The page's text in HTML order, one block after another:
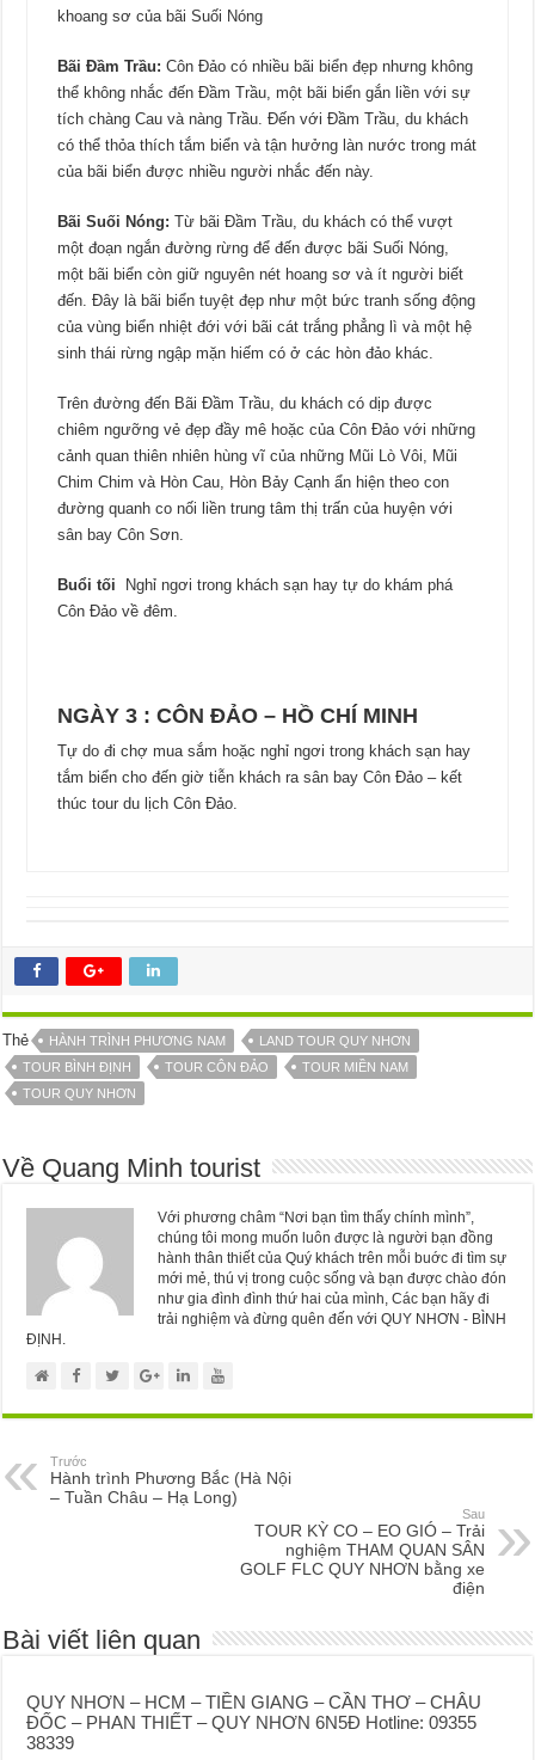
khoang sơ của bãi Suối Nóng
Bãi Đầm Trầu: Côn Đảo có nhiều bãi biển đẹp nhưng không
thể không nhắc đến Đầm Trầu, một bãi biển gắn liền với sự
tích chàng Cau và nàng Trầu. Đến với Đầm Trầu, du khách
có thể thỏa thích tắm biển và tận hưởng làn nước trong mát
của bãi biển được nhiều người nhắc đến này.
Bãi Suối Nóng: Từ bãi Đầm Trầu, du khách có thể vượt
một đoạn ngắn đường rừng để đến được bãi Suối Nóng,
một bãi biển còn giữ nguyên nét hoang sơ và ít người biết
đến. Đây là bãi biển tuyệt đẹp như một bức tranh sống động
của vùng biển nhiệt đới với bãi cát trắng phẳng lì và một hệ
sinh thái rừng ngập mặn hiếm có ở các hòn đảo khác.
Trên đường đến Bãi Đầm Trầu, du khách có dịp được
chiêm ngưỡng vẻ đẹp đầy mê hoặc của Côn Đảo với những
cảnh quan thiên nhiên hùng vĩ của những Mũi Lò Vôi, Mũi
Chim Chim và Hòn Cau, Hòn Bảy Cạnh ẩn hiện theo con
đường quanh co nối liền trung tâm thị trấn của huyện với
sân bay Côn Sơn.
Buổi tối Nghỉ ngơi trong khách sạn hay tự do khám phá
Côn Đảo về đêm.
NGÀY 3 : CÔN ĐẢO – HỒ CHÍ MINH
Tự do đi chợ mua sắm hoặc nghỉ ngơi trong khách sạn hay
tắm biển cho đến giờ tiễn khách ra sân bay Côn Đảo – kết
thúc tour du lịch Côn Đảo.
Thẻ HÀNH TRÌNH PHƯƠNG NAM
LAND TOUR QUY NHƠN
TOUR BÌNH ĐỊNH
TOUR CÔN ĐẢO
TOUR MIỀN NAM
TOUR QUY NHƠN
Về Quang Minh tourist
Với phương châm “Nơi bạn tìm thấy chính mình”,
chúng tôi mong muốn luôn được là người bạn đồng
hành thân thiết của Quý khách trên mỗi buớc đi tìm sự
mới mẻ, thú vị trong cuộc sống và bạn được chào đón
như gia đình đình thứ hai của mình, Các bạn hãy đi
trải nghiệm và đừng quên đến với QUY NHƠN - BÌNH
ĐỊNH.
Trước
Hành trình Phương Bắc (Hà Nội
– Tuần Châu – Hạ Long)
Sau
TOUR KỲ CO – EO GIÓ – Trải
nghiệm THAM QUAN SÂN
GOLF FLC QUY NHƠN bằng xe
điện
Bài viết liên quan
QUY NHƠN – HCM – TIỀN GIANG – CẦN THƠ – CHÂU
ĐỐC – PHAN THIẾT – QUY NHƠN 6N5Đ Hotline: 09355
38339